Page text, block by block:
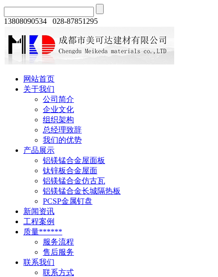
13808090534 028-87851295
网站首页
关于我们
公司简介
企业文化
组织架构
总经理致辞
我们的优势
产品展示
铝镁锰合金屋面板
钛锌板合金屋面
铝镁锰合金仿古瓦
铝镁锰合金长城隔热板
PCSP金属钉盘
新闻资讯
工程案例
质量******
服务流程
售后服务
联系我们
联系方式